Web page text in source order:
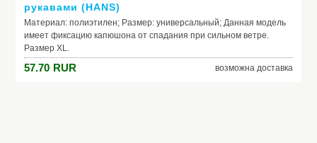
рукавами (HANS)
Материал: полиэтилен; Размер: универсальный; Данная модель
имеет фиксацию капюшона от спадания при сильном ветре.
Размер XL.
Производитель: Pack24
57.70 RUR возможна доставка